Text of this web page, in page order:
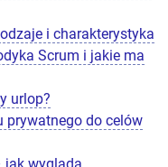
i charakterystyka
Scrum i jakie ma
urlop?
prywatnego do celów